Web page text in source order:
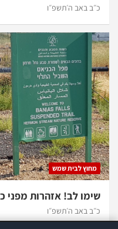
כ״ב באב ה׳תשפ״ו
מחוץ לבית שמש
שימו לב! אזהרות מפני
כ״ב באב ה׳תשפ״ו